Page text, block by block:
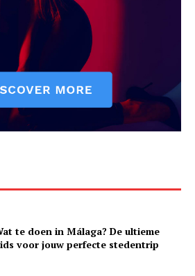
te doen in Málaga? De ultieme
voor jouw perfecte stedentrip